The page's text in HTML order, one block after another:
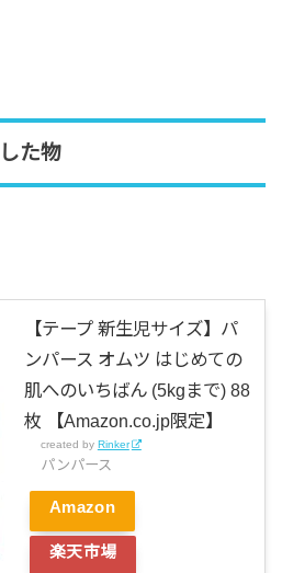
た物
【テープ 新生児サイズ】パ
ンパース オムツ はじめての
肌へのいちばん (5kgまで) 88
枚 【Amazon.co.jp限定】
created by Rinker
パンパース
Amazon
楽天市場